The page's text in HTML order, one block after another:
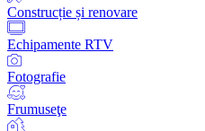
Construcție și renovare
Echipamente RTV
Fotografie
Frumuseţe